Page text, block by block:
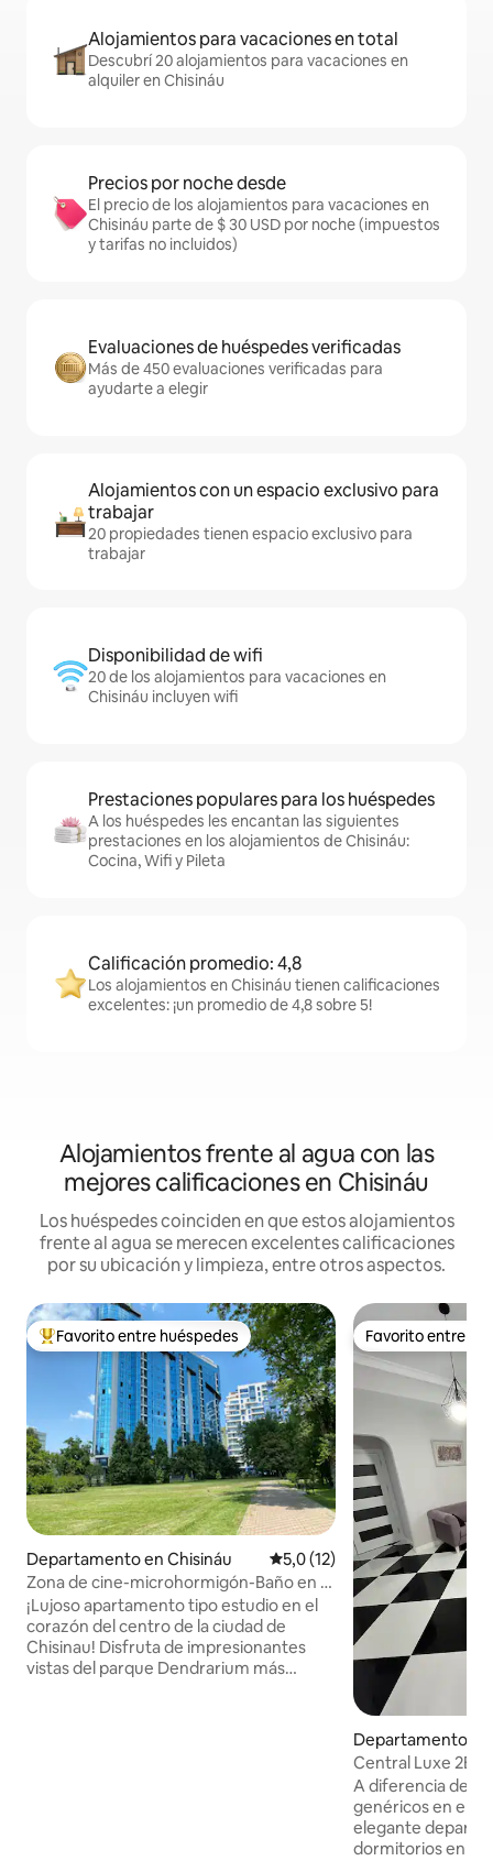
Alojamientos para vacaciones en total
Descubrí 20 alojamientos para vacaciones en
alquiler en Chisináu
Precios por noche desde
El precio de los alojamientos para vacaciones en
Chisináu parte de $ 30 USD por noche (impuestos
y tarifas no incluidos)
Evaluaciones de huéspedes verificadas
Más de 450 evaluaciones verificadas para
ayudarte a elegir
Alojamientos con un espacio exclusivo para
trabajar
20 propiedades tienen espacio exclusivo para
trabajar
Disponibilidad de wifi
20 de los alojamientos para vacaciones en
Chisináu incluyen wifi
Prestaciones populares para los huéspedes
A los huéspedes les encantan las siguientes
prestaciones en los alojamientos de Chisináu:
Cocina, Wifi y Pileta
Calificación promedio: 4,8
Los alojamientos en Chisináu tienen calificaciones
excelentes: ¡un promedio de 4,8 sobre 5!
Alojamientos frente al agua con las
mejores calificaciones en Chisináu
Los huéspedes coinciden en que estos alojamientos
frente al agua se merecen excelentes calificaciones
por su ubicación y limpieza, entre otros aspectos.
Favorito entre los huéspedes más destacados
Favorito entre huéspedes
Departamento en Chisináu Calificación promedio: 5,0 de
5,0 (12)
Zona de cine-microhormigón-Baño en el
dormitorio • Vista al parque
¡Lujoso apartamento tipo estudio en el
corazón del centro de la ciudad de
Chisinau! Disfruta de impresionantes
vistas del parque Dendrarium más
Favorito entre
Favorito entre
Departamento
idencial en
Central Luxe 2BR
A diferencia de
genéricos en el
elegante
dormitorios en el